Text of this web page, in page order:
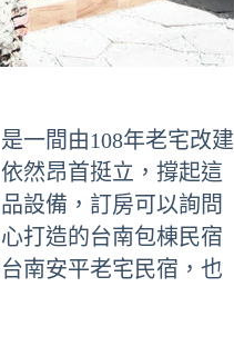
一間由108年老宅改建
然昂首挺立，撐起這
設備，訂房可以詢問
打造的台南包棟民宿
南安平老宅民宿，也